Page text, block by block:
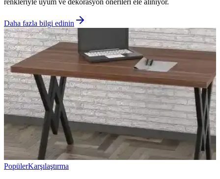
renkleriyle uyum ve dekorasyon önerileri ele alınıyor.
Daha fazla bilgi edinin
PopülerKarşılaştırma